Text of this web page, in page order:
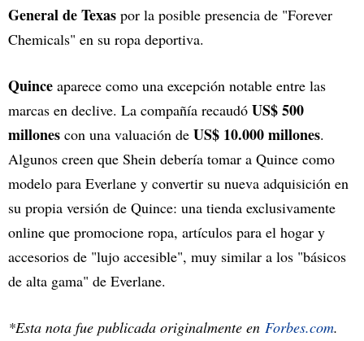
General de Texas por la posible presencia de "Forever
Chemicals" en su ropa deportiva.
Quince aparece como una excepción notable entre las
marcas en declive. La compañía recaudó US$ 500
millones con una valuación de US$ 10.000 millones.
Algunos creen que Shein debería tomar a Quince como
modelo para Everlane y convertir su nueva adquisición en
su propia versión de Quince: una tienda exclusivamente
online que promocione ropa, artículos para el hogar y
accesorios de "lujo accesible", muy similar a los "básicos
de alta gama" de Everlane.
*Esta nota fue publicada originalmente en Forbes.com.